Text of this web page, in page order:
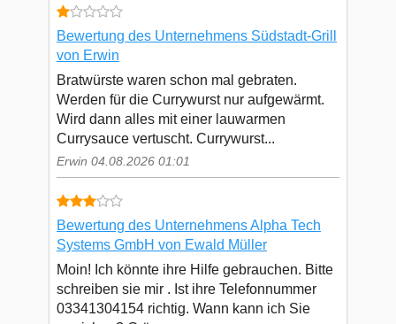
Bewertung des Unternehmens Südstadt-Grill
von Erwin
Bratwürste waren schon mal gebraten.
Werden für die Currywurst nur aufgewärmt.
Wird dann alles mit einer lauwarmen
Currysauce vertuscht. Currywurst...
Erwin 04.08.2026 01:01
Bewertung des Unternehmens Alpha Tech
Systems GmbH von Ewald Müller
Moin! Ich könnte ihre Hilfe gebrauchen. Bitte
schreiben sie mir . Ist ihre Telefonnummer
03341304154 richtig. Wann kann ich Sie